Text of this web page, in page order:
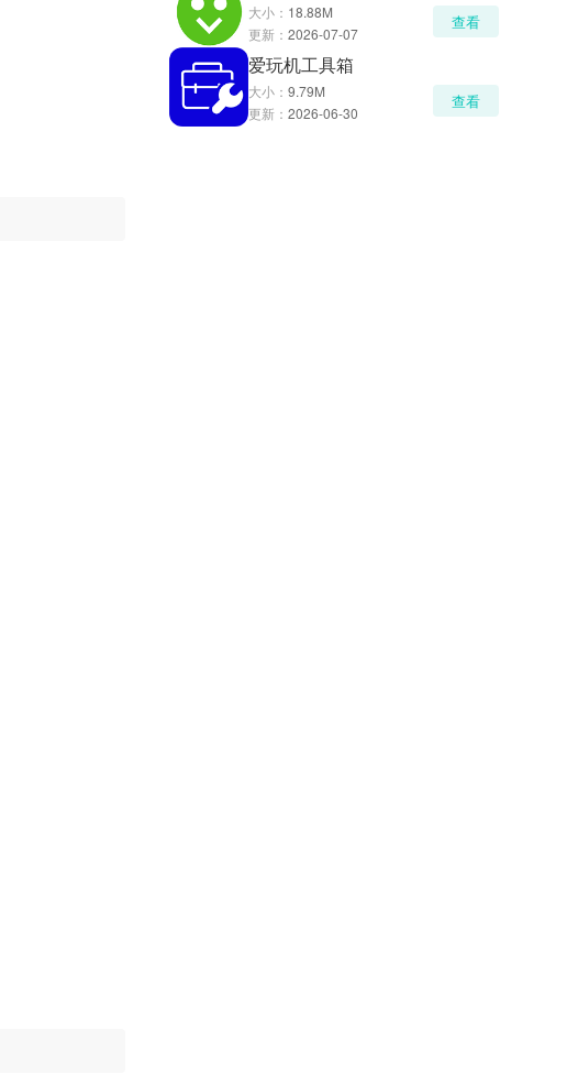
大小： 18.88M
更新： 2026-07-07
查看
爱玩机工具箱
大小： 9.79M
更新： 2026-06-30
查看